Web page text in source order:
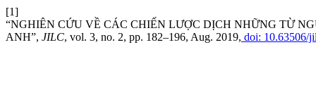
[1]
“NGHIÊN CỨU VỀ CÁC CHIẾN LƯỢC DỊCH NHỮNG TỪ
ANH”, JILC, vol. 3, no. 2, pp. 182–196, Aug. 2019, doi: 10.63506/